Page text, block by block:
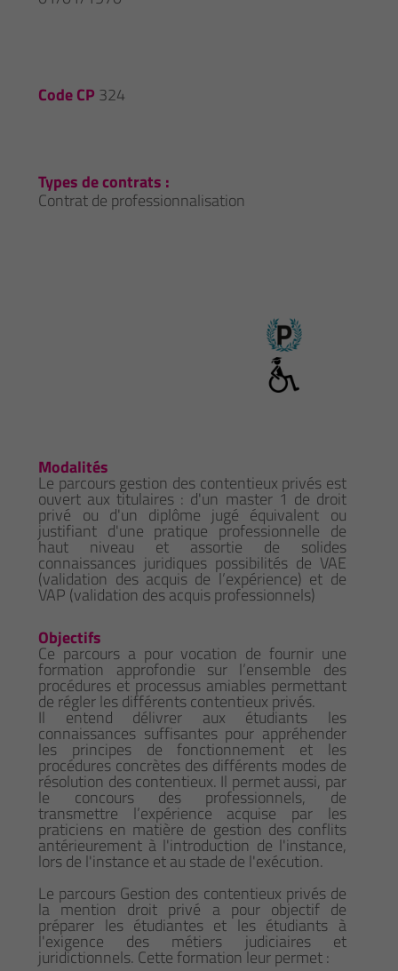
Code CP 324
Types de contrats :
Contrat de professionnalisation
Modalités
Le parcours gestion des contentieux privés est
ouvert aux titulaires : d'un master 1 de droit
privé ou d'un diplôme jugé équivalent ou
justifiant d'une pratique professionnelle de
haut niveau et assortie de solides
connaissances juridiques possibilités de VAE
(validation des acquis de l’expérience) et de
VAP (validation des acquis professionnels)
Objectifs
Ce parcours a pour vocation de fournir une
formation approfondie sur l’ensemble des
procédures et processus amiables permettant
de régler les différents contentieux privés.
Il entend délivrer aux étudiants les
connaissances suffisantes pour appréhender
les principes de fonctionnement et les
procédures concrètes des différents modes de
résolution des contentieux. Il permet aussi, par
le concours des professionnels, de
transmettre l’expérience acquise par les
praticiens en matière de gestion des conflits
antérieurement à l'introduction de l'instance,
lors de l'instance et au stade de l'exécution.
Le parcours Gestion des contentieux privés de
la mention droit privé a pour objectif de
préparer les étudiantes et les étudiants à
l'exigence des métiers judiciaires et
juridictionnels. Cette formation leur permet :